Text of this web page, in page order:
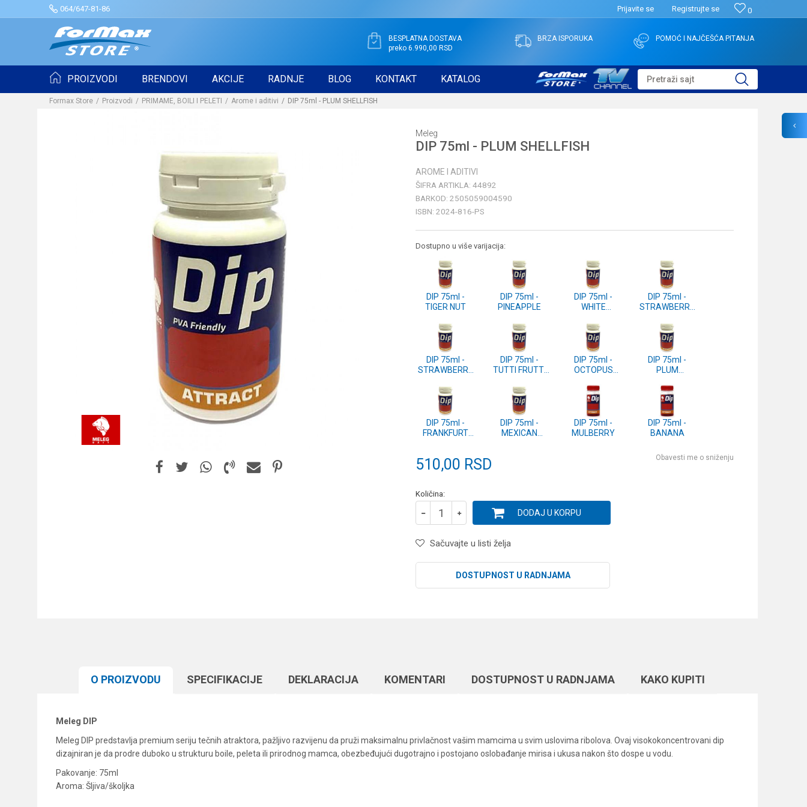
064/647-81-86 0
Prijavite se Registrujte se
BESPLATNA DOSTAVA
preko 6.990,00 RSD
BRZA ISPORUKA POMOĆ I NAJČEŠĆA PITANJA
PROIZVODI BRENDOVI AKCIJE RADNJE BLOG KONTAKT KATALOG Pretraži sajt
Formax Store Proizvodi PRIMAME, BOILI I PELETI Arome i aditivi DIP 75ml - PLUM SHELLFISH
Meleg
DIP 75ml - PLUM SHELLFISH
AROME I ADITIVI
ŠIFRA ARTIKLA: 44892
BARKOD: 2505059004590
ISBN: 2024-816-PS
Dostupno u više varijacija:
DIP 75ml -
TIGER NUT
DIP 75ml -
PINEAPPLE
DIP 75ml -
WHITE
DIP 75ml -
STRAWBERRY
DIP 75ml -
STRAWBERRY
DIP 75ml -
TUTTI FRUTTI
DIP 75ml -
OCTOPUS
DIP 75ml -
PLUM
DIP 75ml -
FRANKFURT
DIP 75ml -
MEXICAN
DIP 75ml -
MULBERRY
DIP 75ml -
BANANA
510,00 RSD Obavesti me o sniženju
Količina:
DODAJ U KORPU
Sačuvajte u listi želja
DOSTUPNOST U RADNJAMA
O PROIZVODU SPECIFIKACIJЕ DEKLARACIJA KOMENTARI DOSTUPNOST U RADNJAMA KAKO KUPITI
Meleg DIP
Meleg DIP predstavlja premium seriju tečnih atraktora, pažljivo razvijenu da pruži maksimalnu privlačnost vašim mamcima u svim uslovima ribolova. Ovaj visokokoncentrovani dip
dizajniran je da prodre duboko u strukturu boile, peleta ili prirodnog mamca, obezbeđujući dugotrajno i postojano oslobađanje mirisa i ukusa nakon što dospe u vodu.
Pakovanje: 75ml
Aroma: Šljiva/školjka